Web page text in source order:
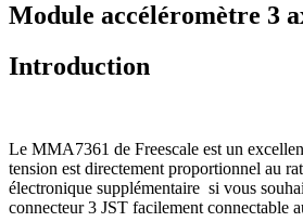
Module accéléromètre 3
Introduction
Le MMA7361 de Freescale est un
tension est directement proportionnel au
électronique supplémentaire si vous
connecteur 3 JST facilement connectable